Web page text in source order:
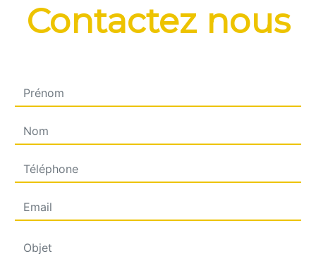
Contactez nous